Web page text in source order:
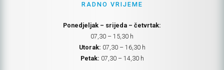
RADNO VRIJEME
Ponedjeljak – srijeda – četvrtak:
07,30 – 15,30 h
Utorak: 07,30 – 16,30 h
Petak: 07,30 – 14,30 h